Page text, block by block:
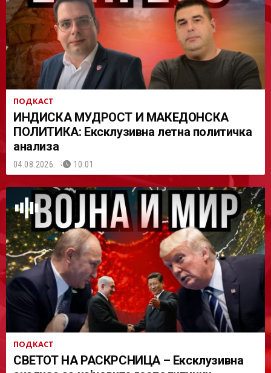
ПОДКАСТ
ИНДИСКА МУДРОСТ И МАКЕДОНСКА
ПОЛИТИКА: Ексклузивна летна политичка
анализа
04.08.2026. 10:01
ПОДКАСТ
СВЕТОТ НА РАСКРСНИЦА – Ексклузивна